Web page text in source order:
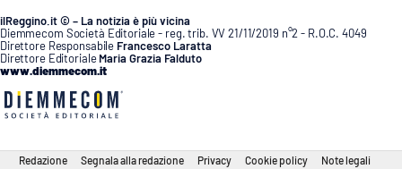
ilReggino.it © – La notizia è più vicina
Diemmecom Società Editoriale - reg. trib. VV 21/11/2019 n°2 - R.O.C. 4049
Direttore Responsabile Francesco Laratta
Direttore Editoriale Maria Grazia Falduto
www.diemmecom.it
Redazione Segnala alla redazione Privacy Cookie policy Note legali